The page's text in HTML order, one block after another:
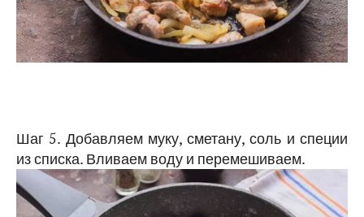
Шаг 5. Добавляем муку, сметану, соль и специи
из списка. Вливаем воду и перемешиваем.